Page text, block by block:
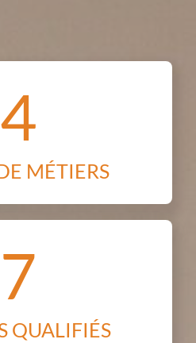
4
MÉTIERS
7
QUALIFIÉS